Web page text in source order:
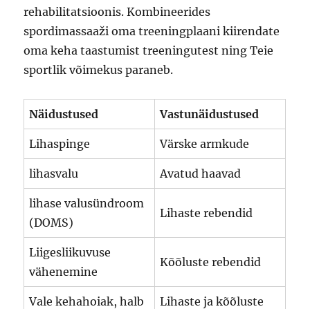
rehabilitatsioonis. Kombineerides
spordimassaaži oma treeningplaani kiirendate
oma keha taastumist treeningutest ning Teie
sportlik võimekus paraneb.
Näidustused Vastunäidustused
Lihaspinge Värske armkude
lihasvalu Avatud haavad
lihase valusündroom
(DOMS)
Lihaste rebendid
Liigesliikuvuse
vähenemine
Kõõluste rebendid
Vale kehahoiak, halb
Lihaste ja kõõluste